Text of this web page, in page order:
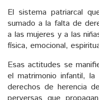
El sistema patriarcal
sumado a la falta de
a las mujeres y a las
física, emocional,
Esas actitudes se
el matrimonio infantil,
derechos de herencia